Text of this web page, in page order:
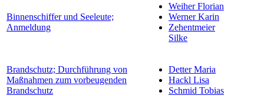
Binnenschiffer und Seeleute;
Anmeldung
Weiher Florian
Werner Karin
Zehentmeier
Silke
Brandschutz; Durchführung von
Maßnahmen zum vorbeugenden
Brandschutz
Detter Maria
Hackl Lisa
Schmid Tobias